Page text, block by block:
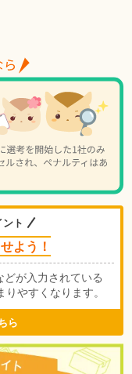
ト
よう！
どが入力されている
やすくなります。
ら